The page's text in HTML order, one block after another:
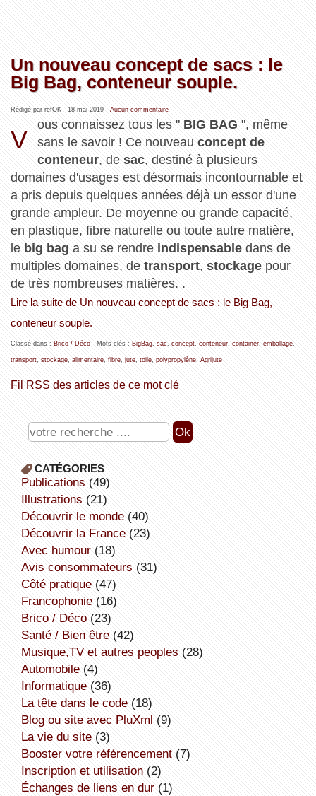
Un nouveau concept de sacs : le
Big Bag, conteneur souple.
Rédigé par refOK - 18 mai 2019- Aucun commentaire
V
ous connaissez tous les " BIG BAG ", même
sans le savoir ! Ce nouveau concept de
conteneur, desac, destiné à plusieurs
domaines d'usages est désormais incontournable et
a pris depuis quelques années déjà un essor d'une
grande ampleur. De moyenne ou grande capacité,
en plastique, fibre naturelle ou toute autre matière,
le big bag a su se rendre indispensabledans de
multiples domaines, de transport, stockagepour
de très nombreuses matières. .
Lire la suite de Un nouveau concept de sacs : le Big Bag,
conteneur souple.
Classé dans : Brico / Déco- Mots clés : BigBag, sac concept, conteneur, container, emballage,
transport, stockage, alimentaire, fibre, jute, toile, polypropylène, Agrijute
Fil RSS des articles de ce mot clé
CATÉGORIES
publications (49)
illustrations (21)
découvrir le monde(40)
découvrir la France(23)
avec humour(18)
avis consommateurs (31)
côté pratique(47)
Francophonie(16)
Brico / Déco(23)
Santé / Bien être(42)
Musique,TV et autres peoples (28)
Automobile(4)
informatique(36)
la tête dans le code(18)
Blog ou site avec PluXml (9)
la vie du site(3)
booster votre référencement(7)
inscription et utilisation(2)
échanges de liens en dur(1)